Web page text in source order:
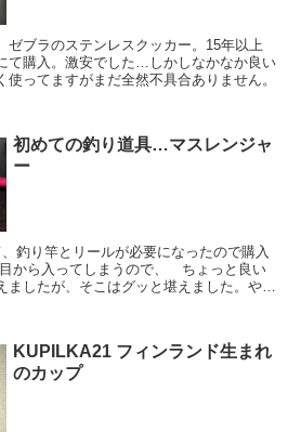
ブラのステンレスクッカー。15年以上
て購入。激安でした…しかしなかなか良い
ってますがまだ全然不具合ありません。
初めての釣り道具…マスレンジャ
ー
釣り竿とリールが必要になったので購入
から入ってしまうので、 ちょっと良い
したが、そこはグッと堪えました。やは
KUPILKA21 フィンランド生まれ
のカップ